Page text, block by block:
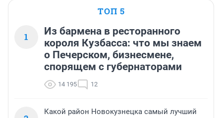
ТОП 5
1
Из бармена в ресторанного
короля Кузбасса: что мы знаем
о Печерском, бизнесмене,
спорящем с губернаторами
14 195 12
Какой район Новокузнецка самый лучший